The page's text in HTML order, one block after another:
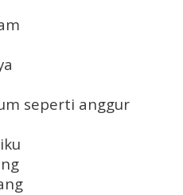
seperti anggur